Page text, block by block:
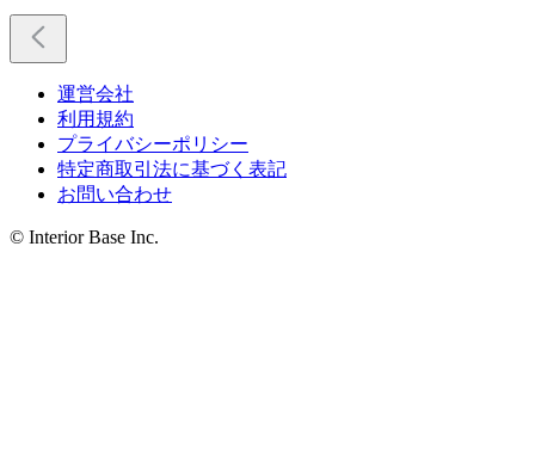
運営会社
利用規約
プライバシーポリシー
特定商取引法に基づく表記
お問い合わせ
© Interior Base Inc.